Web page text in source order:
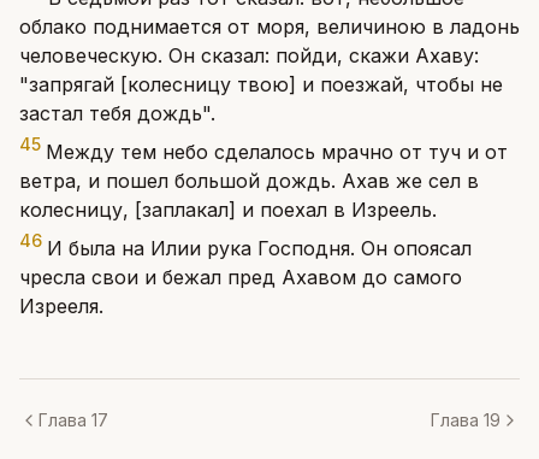
облако поднимается от моря, величиною в ладонь
человеческую. Он сказал: пойди, скажи Ахаву:
"запрягай [колесницу твою] и поезжай, чтобы не
застал тебя дождь".
45 Между тем небо сделалось мрачно от туч и от
ветра, и пошел большой дождь. Ахав же сел в
колесницу, [заплакал] и поехал в Изреель.
46 И была на Илии рука Господня. Он опоясал
чресла свои и бежал пред Ахавом до самого
Изрееля.
Глава 17 Глава 19